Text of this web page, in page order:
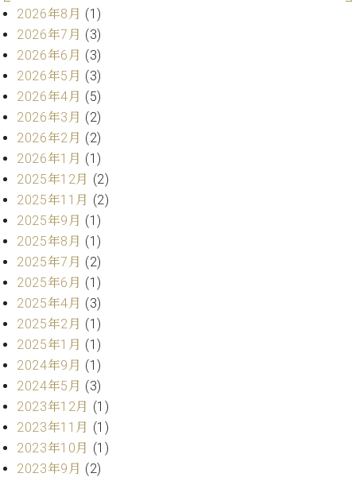
ド
ピ
ア
ノ
C.
ベ
ヒ
シ
ュ
イ
ン
コ
ン
サ
ー
ト
ア
ッ
プ
ラ
イ
ピ
ア
ノ
ホ
ー
ス
タ
ジ
オ
納
入
実
音
楽
教
室
ご
愛
用
の
声
主
催
ベ
ン
ト
コ
ン
ク
ー
楽
教
室
タ
ン
・
セ
ト
ラ
ム
東
京
長
ご
挨
拶
展
示
報
ホー
ル・
スタ
ジオ
レン
タル
ホー
2026年8月 (1)
2026年7月 (3)
2026年6月 (3)
2026年5月 (3)
2026年4月 (5)
2026年3月 (2)
2026年2月 (2)
2026年1月 (1)
2025年12月 (2)
2025年11月 (2)
2025年9月 (1)
2025年8月 (1)
2025年7月 (2)
2025年6月 (1)
2025年4月 (3)
2025年2月 (1)
2025年1月 (1)
2024年9月 (1)
2024年5月 (3)
2023年12月 (1)
2023年11月 (1)
2023年10月 (1)
2023年9月 (2)